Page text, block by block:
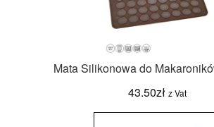
Mata Silikonowa do
43.50zł z Vat
ilość Mata